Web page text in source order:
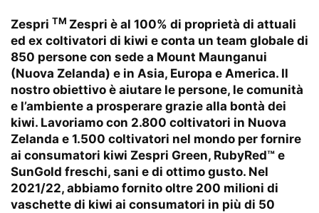
Zespri TM Zespri è al 100% di proprietà di attuali
ed ex coltivatori di kiwi e conta un team globale di
850 persone con sede a Mount Maunganui
(Nuova Zelanda) e in Asia, Europa e America. Il
nostro obiettivo è aiutare le persone, le comunità
e l’ambiente a prosperare grazie alla bontà dei
kiwi. Lavoriamo con 2.800 coltivatori in Nuova
Zelanda e 1.500 coltivatori nel mondo per fornire
ai consumatori kiwi Zespri Green, RubyRed™ e
SunGold freschi, sani e di ottimo gusto. Nel
2021/22, abbiamo fornito oltre 200 milioni di
vaschette di kiwi ai consumatori in più di 50